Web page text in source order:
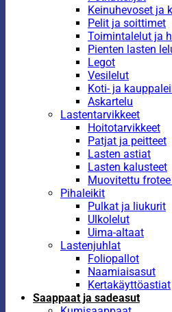
Keinuhevoset ja
Pelit ja soittimet
Toimintalelut ja
Pienten lasten
Legot
Vesilelut
Koti- ja
Askartelu
Lastentarvikkeet
Hoitotarvikkeet
Patjat ja peitteet
Lasten astiat
Lasten kalusteet
Muovitettu
Pihaleikit
Pulkat ja liukurit
Ulkolelut
Uima-altaat
Lastenjuhlat
Foliopallot
Naamiaisasut
Kertakäyttöastiat
Saappaat ja sadeasut